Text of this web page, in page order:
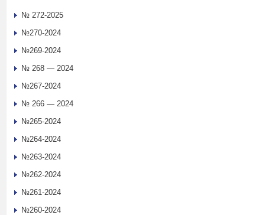
№ 272-2025
№270-2024
№269-2024
№ 268 — 2024
№267-2024
№ 266 — 2024
№265-2024
№264-2024
№263-2024
№262-2024
№261-2024
№260-2024